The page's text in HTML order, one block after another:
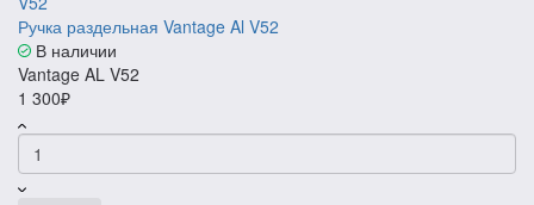
Ручка раздельная Vantage Al V52
В наличии
Vantage AL V52
1 300₽